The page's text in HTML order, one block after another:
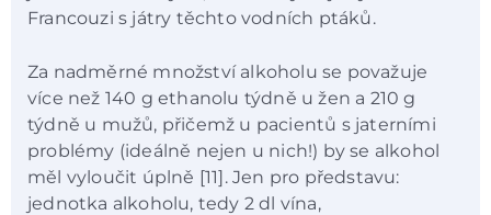
Francouzi s játry těchto vodních ptáků.
Za nadměrné množství alkoholu se považuje
více než 140 g ethanolu týdně u žen a 210 g
týdně u mužů, přičemž u pacientů s jaterními
problémy (ideálně nejen u nich!) by se alkohol
měl vyloučit úplně [11]. Jen pro představu:
jednotka alkoholu, tedy 2 dl vína,